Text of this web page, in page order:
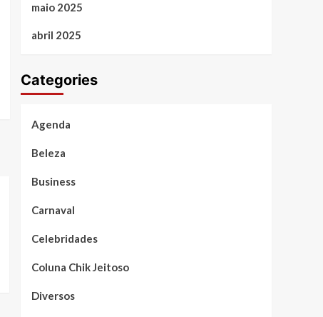
maio 2025
abril 2025
Categories
Agenda
Beleza
Business
Carnaval
Celebridades
Coluna Chik Jeitoso
Diversos